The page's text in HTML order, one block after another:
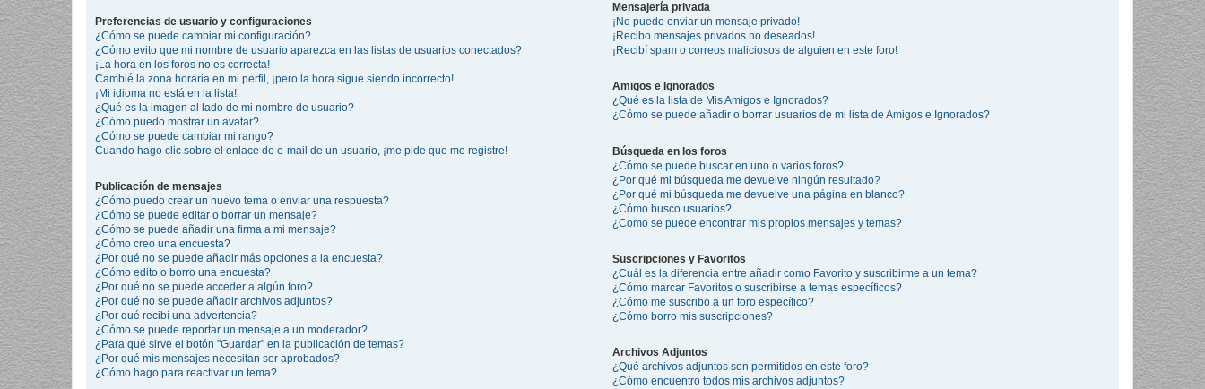
Preferencias de usuario y configuraciones
¿Cómo se puede cambiar mi configuración?
¿Cómo evito que mi nombre de usuario aparezca en las listas de usuarios conectados?
¡La hora en los foros no es correcta!
Cambié la zona horaria en mi perfil, ¡pero la hora sigue siendo incorrecto!
¡Mi idioma no está en la lista!
¿Qué es la imagen al lado de mi nombre de usuario?
¿Cómo puedo mostrar un avatar?
¿Cómo se puede cambiar mi rango?
Cuando hago clic sobre el enlace de e-mail de un usuario, ¡me pide que me registre!
Publicación de mensajes
¿Cómo puedo crear un nuevo tema o enviar una respuesta?
¿Cómo se puede editar o borrar un mensaje?
¿Cómo se puede añadir una firma a mi mensaje?
¿Cómo creo una encuesta?
¿Por qué no se puede añadir más opciones a la encuesta?
¿Cómo edito o borro una encuesta?
¿Por qué no se puede acceder a algún foro?
¿Por qué no se puede añadir archivos adjuntos?
¿Por qué recibí una advertencia?
¿Cómo se puede reportar un mensaje a un moderador?
¿Para qué sirve el botón "Guardar" en la publicación de temas?
¿Por qué mis mensajes necesitan ser aprobados?
¿Cómo hago para reactivar un tema?
Mensajería privada
¡No puedo enviar un mensaje privado!
¡Recibo mensajes privados no deseados!
¡Recibí spam o correos maliciosos de alguien en este foro!
Amigos e Ignorados
¿Qué es la lista de Mis Amigos e Ignorados?
¿Cómo se puede añadir o borrar usuarios de mi lista de Amigos e Ignorados?
Búsqueda en los foros
¿Cómo se puede buscar en uno o varios foros?
¿Por qué mi búsqueda me devuelve ningún resultado?
¿Por qué mi búsqueda me devuelve una página en blanco?
¿Cómo busco usuarios?
¿Como se puede encontrar mis propios mensajes y temas?
Suscripciones y Favoritos
¿Cuál es la diferencia entre añadir como Favorito y suscribirme a un tema?
¿Cómo marcar Favoritos o suscribirse a temas específicos?
¿Cómo me suscribo a un foro específico?
¿Cómo borro mis suscripciones?
Archivos Adjuntos
¿Qué archivos adjuntos son permitidos en este foro?
¿Cómo encuentro todos mis archivos adjuntos?